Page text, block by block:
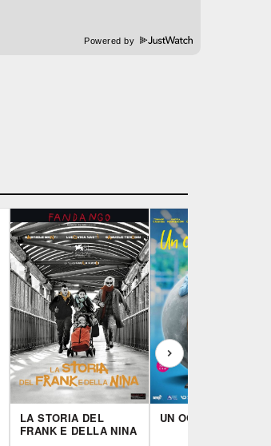
Powered by
LA STORIA DEL
FRANK E DELLA NINA
UN OGGI ALLA VOLTA